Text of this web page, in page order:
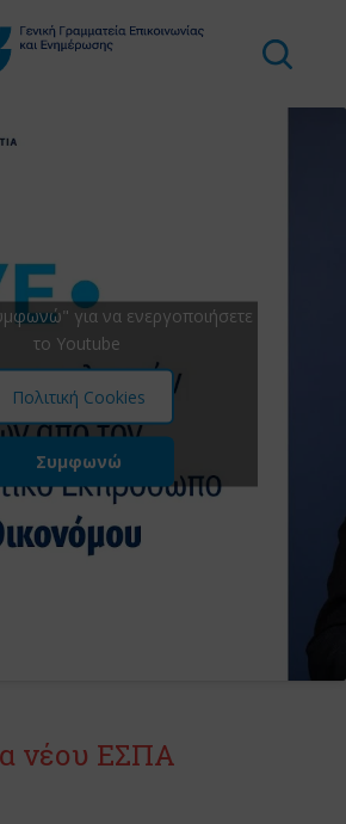
για να ενεργοποιήσετε
το Youtube
Πολιτική Cookies
Συμφωνώ
νέου ΕΣΠΑ